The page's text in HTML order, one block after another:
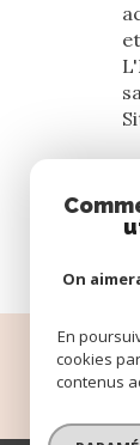
On
En
cookies
contenus